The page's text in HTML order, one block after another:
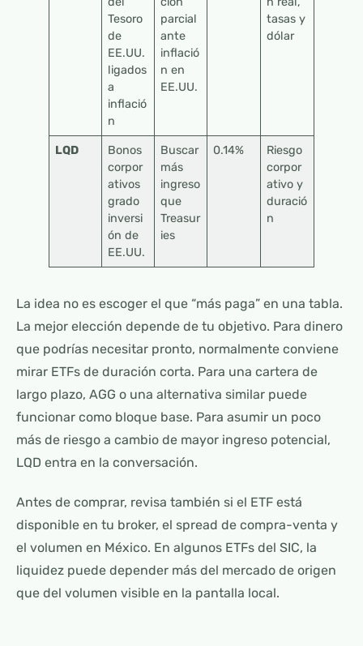
Tesoro
de
EE.UU.
ligados
a
inflació
n
parcial
ante
inflació
n en
EE.UU.
tasas y
dólar
LQD
Bonos
corpor
ativos
grado
inversi
ón de
EE.UU.
Buscar
más
ingreso
que
Treasur
ies
0.14%
Riesgo
corpor
ativo y
duració
n
La idea no es escoger el que “más paga” en una tabla.
La mejor elección depende de tu objetivo. Para dinero
que podrías necesitar pronto, normalmente conviene
mirar ETFs de duración corta. Para una cartera de
largo plazo, AGG o una alternativa similar puede
funcionar como bloque base. Para asumir un poco
más de riesgo a cambio de mayor ingreso potencial,
LQD entra en la conversación.
Antes de comprar, revisa también si el ETF está
disponible en tu broker, el spread de compra-venta y
el volumen en México. En algunos ETFs del SIC, la
liquidez puede depender más del mercado de origen
que del volumen visible en la pantalla local.